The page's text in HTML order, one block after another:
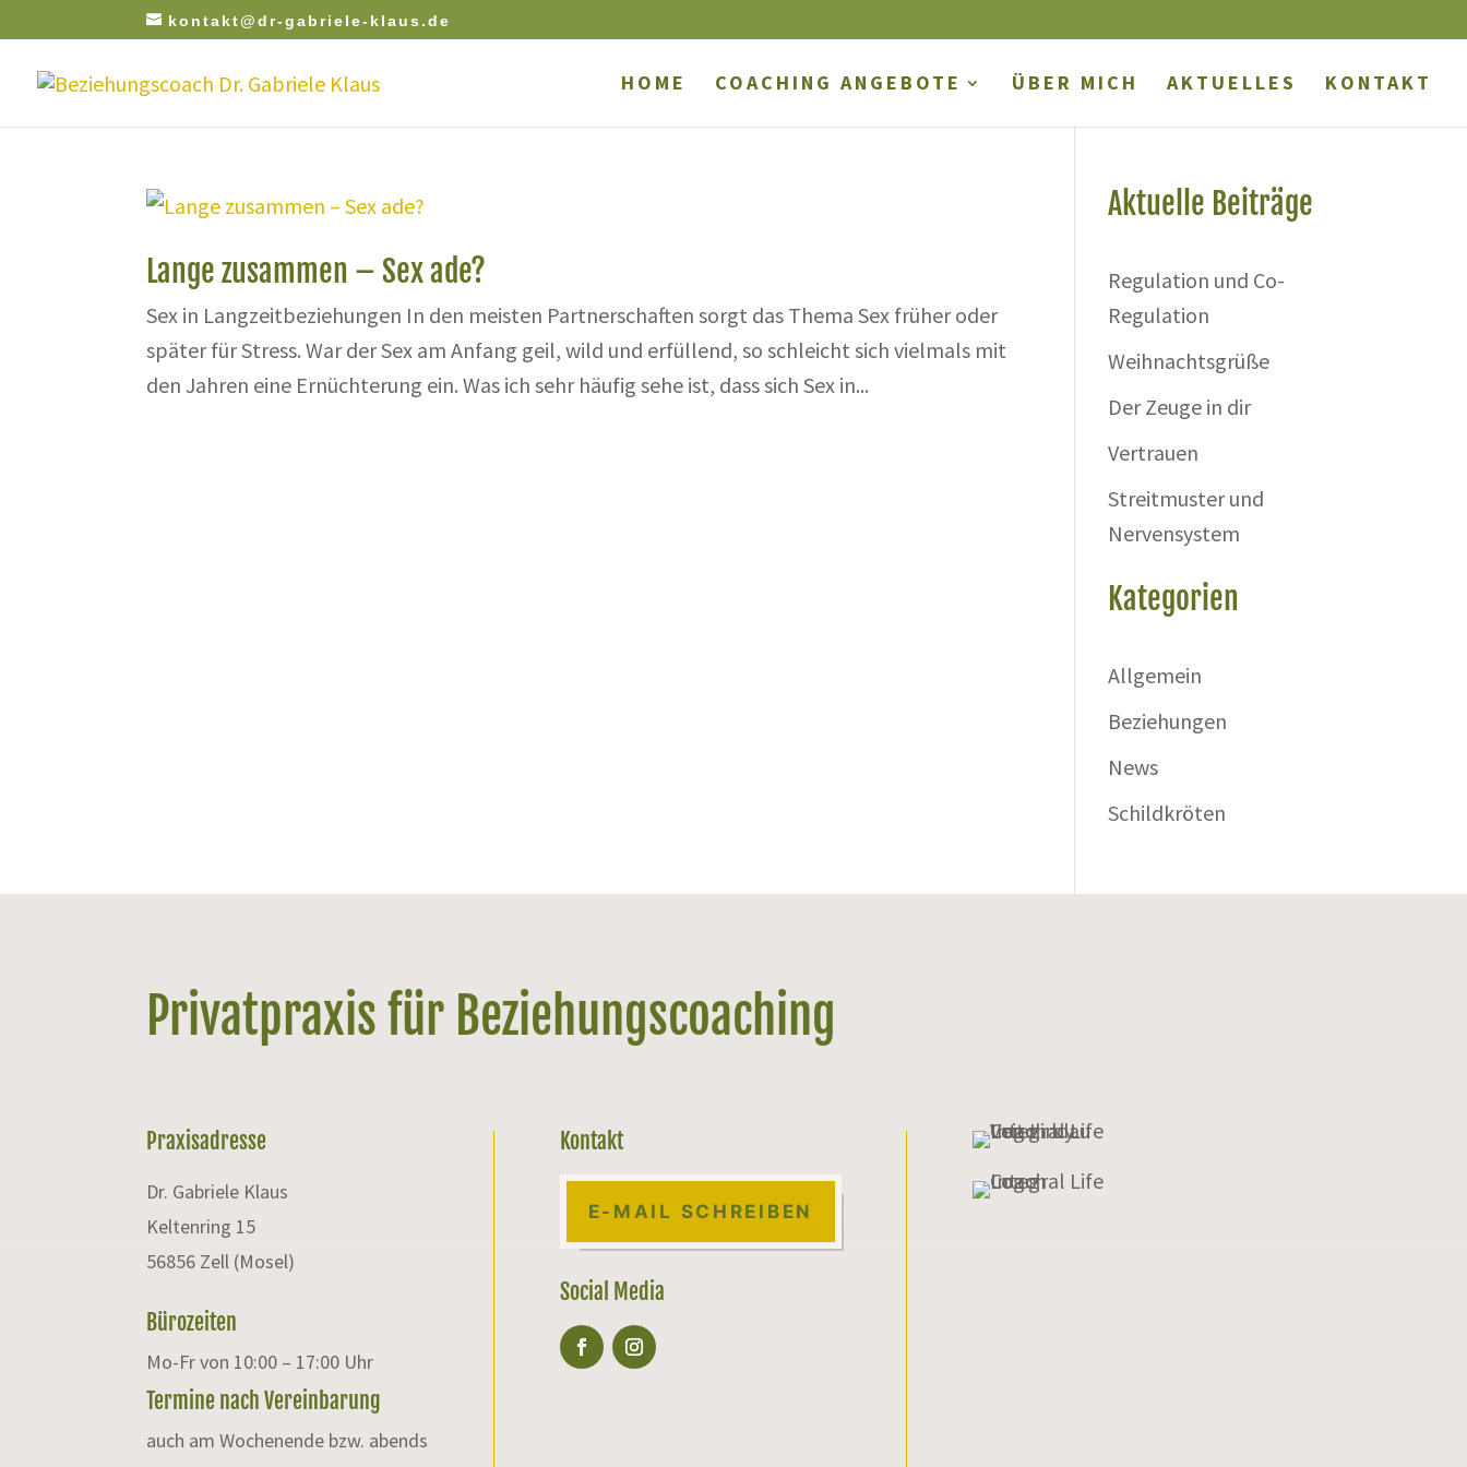
kontakt@dr-gabriele-klaus.de
HOME COACHING ANGEBOTE ÜBER MICH AKTUELLES KONTAKT
Lange zusammen – Sex ade?
Sex in Langzeitbeziehungen In den meisten Partnerschaften sorgt das Thema Sex früher oder
später für Stress. War der Sex am Anfang geil, wild und erfüllend, so schleicht sich vielmals mit
den Jahren eine Ernüchterung ein. Was ich sehr häufig sehe ist, dass sich Sex in...
Aktuelle Beiträge
Regulation und Co-
Regulation
Weihnachtsgrüße
Der Zeuge in dir
Vertrauen
Streitmuster und
Nervensystem
Kategorien
Allgemein
Beziehungen
News
Schildkröten
Privatpraxis für Beziehungscoaching
Praxisadresse
Dr. Gabriele Klaus
Keltenring 15
56856 Zell (Mosel)
Bürozeiten
Mo-Fr von 10:00 – 17:00 Uhr
Termine nach Vereinbarung
auch am Wochenende bzw. abends
Kontakt
E-MAIL SCHREIBEN
Social Media